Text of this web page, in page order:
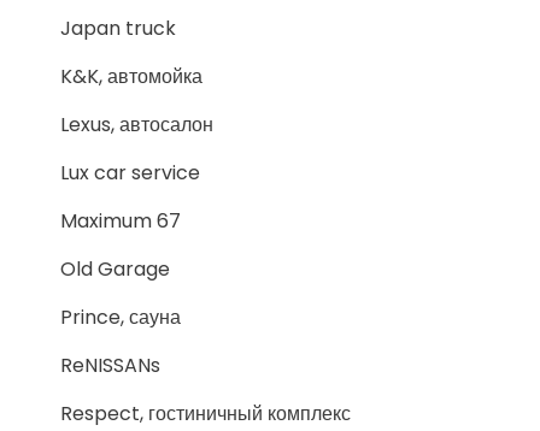
Japan truck
K&K, автомойка
Lexus, автосалон
Lux car service
Maximum 67
Old Garage
Prince, сауна
ReNISSANs
Respect, гостиничный комплекс